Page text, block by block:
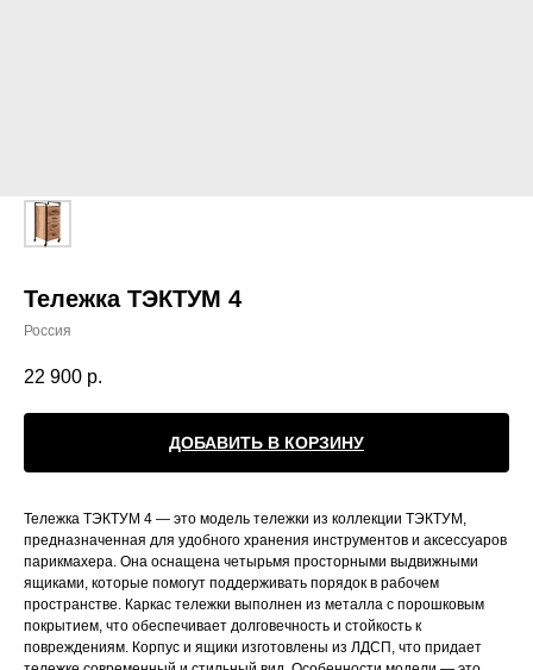
Тележка ТЭКТУМ 4
Россия
22 900 р.
ДОБАВИТЬ В КОРЗИНУ
Тележка ТЭКТУМ 4 — это модель тележки из коллекции ТЭКТУМ,
предназначенная для удобного хранения инструментов и аксессуаров
парикмахера. Она оснащена четырьмя просторными выдвижными
ящиками, которые помогут поддерживать порядок в рабочем
пространстве. Каркас тележки выполнен из металла с порошковым
покрытием, что обеспечивает долговечность и стойкость к
повреждениям. Корпус и ящики изготовлены из ЛДСП, что придает